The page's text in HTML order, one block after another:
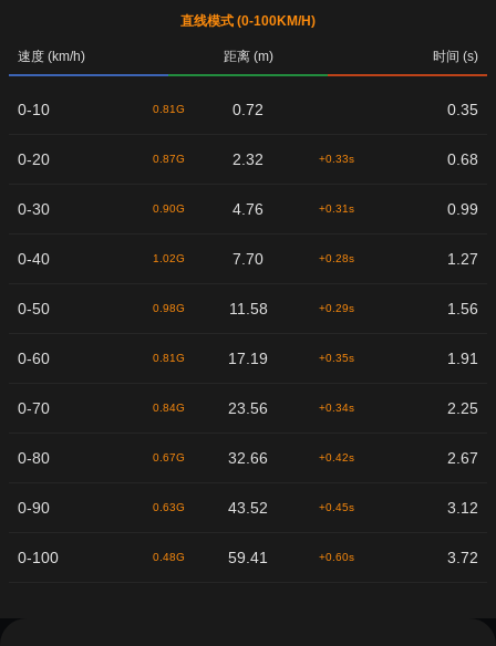
直线模式 (0-100KM/H)
速度 (km/h) 距离 (m) 时间 (s)
0-10 0.81G 0.72 0.35
0-20 0.87G 2.32 +0.33s 0.68
0-30 0.90G 4.76 +0.31s 0.99
0-40 1.02G 7.70 +0.28s 1.27
0-50 0.98G 11.58 +0.29s 1.56
0-60 0.81G 17.19 +0.35s 1.91
0-70 0.84G 23.56 +0.34s 2.25
0-80 0.67G 32.66 +0.42s 2.67
0-90 0.63G 43.52 +0.45s 3.12
0-100 0.48G 59.41 +0.60s 3.72